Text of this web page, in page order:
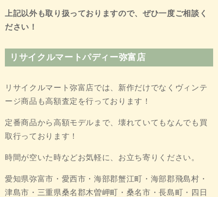
上記以外も取り扱っておりますので、ぜひ一度ご相談く
ださい！
リサイクルマートパディー弥富店
リサイクルマート弥富店では、新作だけでなくヴィンテ
ージ商品も高額査定を行っております！
定番商品から高額モデルまで、壊れていてもなんでも買
取行っております！
時間が空いた時などお気軽に、お立ち寄りください。
愛知県弥富市・愛西市・海部郡蟹江町・海部郡飛島村・
津島市・三重県桑名郡木曽岬町・桑名市・長島町・四日